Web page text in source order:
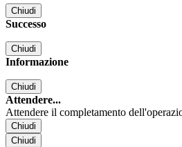
Chiudi
Successo
Chiudi
Informazione
Chiudi
Attendere...
Attendere il completamento
Chiudi
Chiudi